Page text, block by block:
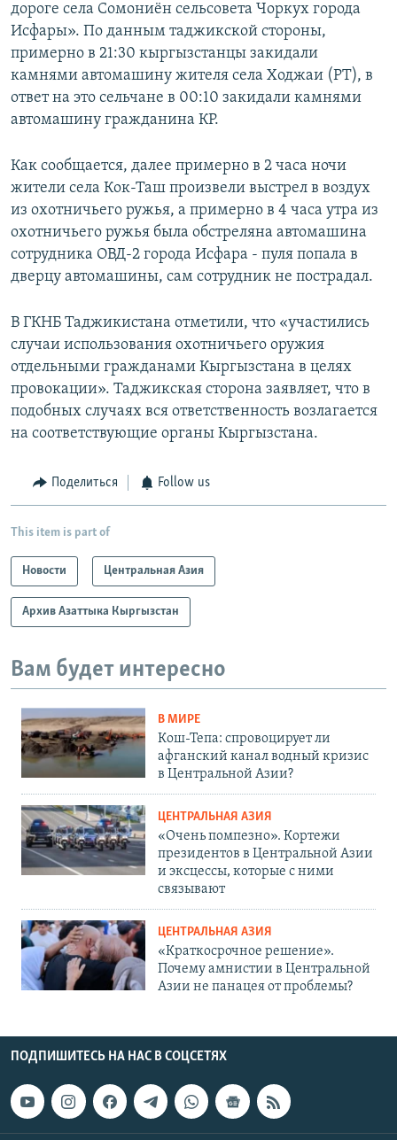
дороге села Сомониён сельсовета Чоркух города
Исфары». По данным таджикской стороны,
примерно в 21:30 кыргызстанцы закидали
камнями автомашину жителя села Ходжаи (РТ), в
ответ на это сельчане в 00:10 закидали камнями
автомашину гражданина КР.
Как сообщается, далее примерно в 2 часа ночи
жители села Кок-Таш произвели выстрел в воздух
из охотничьего ружья, а примерно в 4 часа утра из
охотничьего ружья была обстреляна автомашина
сотрудника ОВД-2 города Исфара - пуля попала в
дверцу автомашины, сам сотрудник не пострадал.
В ГКНБ Таджикистана отметили, что «участились
случаи использования охотничьего оружия
отдельными гражданами Кыргызстана в целях
провокации». Таджикская сторона заявляет, что в
подобных случаях вся ответственность возлагается
на соответствующие органы Кыргызстана.
Поделиться Follow us
This item is part of
Новости Центральная Азия
Архив Азаттыка Кыргызстан
Вам будет интересно
В МИРЕ
Кош-Тепа: спровоцирует ли
афганский канал водный кризис
в Центральной Азии?
ЦЕНТРАЛЬНАЯ АЗИЯ
«Очень помпезно». Кортежи
президентов в Центральной Азии
и эксцессы, которые с ними
связывают
ЦЕНТРАЛЬНАЯ АЗИЯ
«Краткосрочное решение».
Почему амнистии в Центральной
Азии не панацея от проблемы?
ПОДПИШИТЕСЬ НА НАС В СОЦСЕТЯХ